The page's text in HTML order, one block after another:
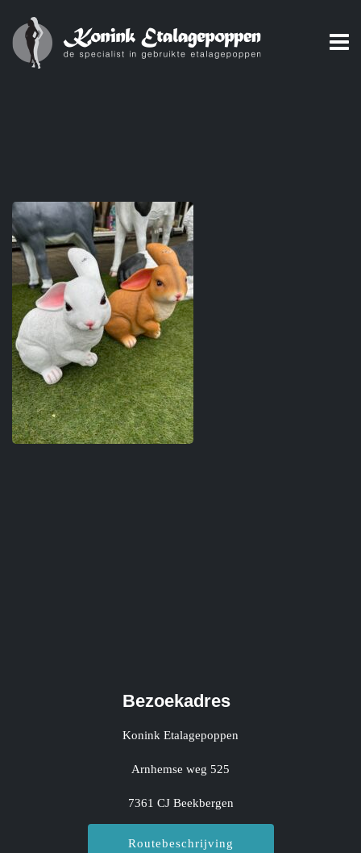
Bezoekadres
Konink Etalagepoppen
Arnhemse weg 525
7361 CJ Beekbergen
Routebeschrijving